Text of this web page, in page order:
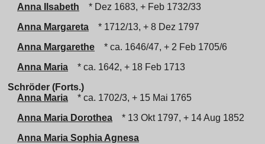
Anna Ilsabeth
* Dez 1683, + Feb 1732/33
Anna Margareta
* 1712/13, + 8 Dez 1797
Anna Margarethe
* ca. 1646/47, + 2 Feb 1705/6
Anna Maria
* ca. 1642, + 18 Feb 1713
Schröder (Forts.)
Anna Maria
* ca. 1702/3, + 15 Mai 1765
Anna Maria Dorothea
* 13 Okt 1797, + 14 Aug 1852
Anna Maria Sophia Agnesa